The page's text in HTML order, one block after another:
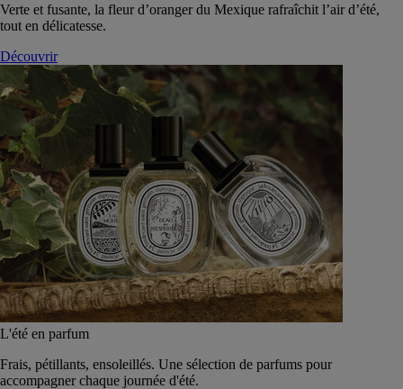
Verte et fusante, la fleur d’oranger du Mexique rafraîchit l’air d’été,
tout en délicatesse.
Découvrir
L'été en parfum
Frais, pétillants, ensoleillés. Une sélection de parfums pour
accompagner chaque journée d'été.